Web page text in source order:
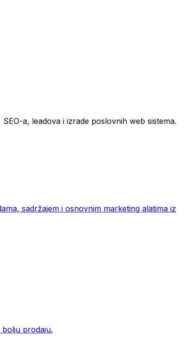
a, leadova i izrade poslovnih web sistema.
sadržajem i osnovnim marketing alatima iz
prodaju.